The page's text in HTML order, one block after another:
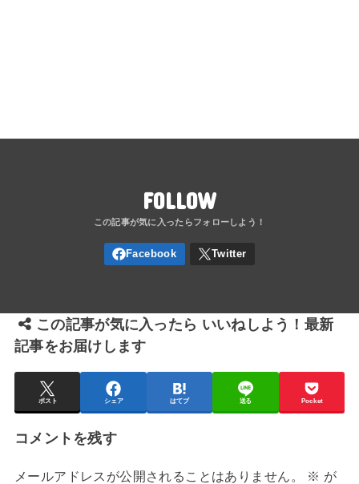
FOLLOW
この記事が気に入ったら いいねしよう！最新
記事をお届けします
ポスト シェア はてブ 送る Pocket
コメントを残す
メールアドレスが公開されることはありません。 ※ が